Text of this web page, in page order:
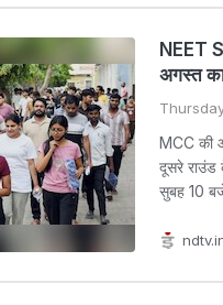
NEET
अगस्त
MCC की
दूसरे राउंड
सुबह 10 बजे